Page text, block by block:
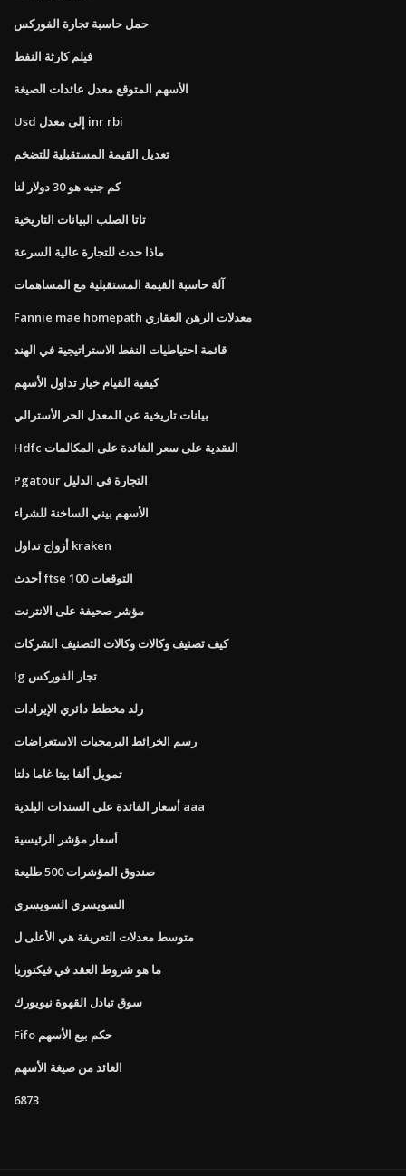
حمل حاسبة تجارة الفوركس
فيلم كارثة النفط
الأسهم المتوقع معدل عائدات الصيغة
Usd إلى معدل inr rbi
تعديل القيمة المستقبلية للتضخم
كم جنيه هو 30 دولار لنا
تاتا الصلب البيانات التاريخية
ماذا حدث للتجارة عالية السرعة
آلة حاسبة القيمة المستقبلية مع المساهمات
Fannie mae homepath معدلات الرهن العقاري
قائمة احتياطيات النفط الاستراتيجية في الهند
كيفية القيام خيار تداول الأسهم
بيانات تاريخية عن المعدل الحر الأسترالي
Hdfc النقدية على سعر الفائدة على المكالمات
Pgatour التجارة في الدليل
الأسهم بيني الساخنة للشراء
أزواج تداول kraken
أحدث ftse 100 التوقعات
مؤشر صحيفة على الانترنت
كيف تصنيف وكالات وكالات التصنيف الشركات
Ig تجار الفوركس
رلد مخطط دائري الإيرادات
رسم الخرائط البرمجيات الاستعراضات
تمويل ألفا بيتا غاما دلتا
أسعار الفائدة على السندات البلدية aaa
أسعار مؤشر الرئيسية
صندوق المؤشرات 500 طليعة
السويسري السويسري
متوسط ​​معدلات التعريفة هي الأعلى ل
ما هو شروط العقد في فيكتوريا
سوق تبادل القهوة نيويورك
Fifo حكم بيع الأسهم
العائد من صيغة الأسهم
6873